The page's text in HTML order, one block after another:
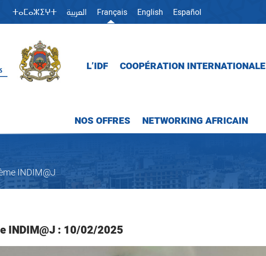
ⵜⴰⵎⴰⵣⵉⵖⵜ العربية Français English Español
L’IDF COOPÉRATION INTERNATIONALE
NOS OFFRES NETWORKING AFRICAIN
INDIM@J
INDIM@J : 10/02/2025